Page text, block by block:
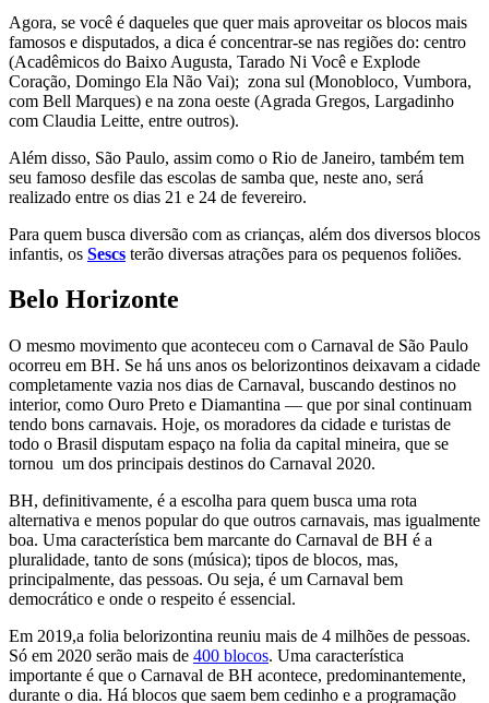
Agora, se você é daqueles que quer mais aproveitar os blocos mais
famosos e disputados, a dica é concentrar-se nas regiões do: centro
(Acadêmicos do Baixo Augusta, Tarado Ni Você e Explode
Coração, Domingo Ela Não Vai); zona sul (Monobloco, Vumbora,
com Bell Marques) e na zona oeste (Agrada Gregos, Largadinho
com Claudia Leitte, entre outros).
Além disso, São Paulo, assim como o Rio de Janeiro, também tem
seu famoso desfile das escolas de samba que, neste ano, será
realizado entre os dias 21 e 24 de fevereiro.
Para quem busca diversão com as crianças, além dos diversos blocos
infantis, os Sescs terão diversas atrações para os pequenos foliões.
Belo Horizonte
O mesmo movimento que aconteceu com o Carnaval de São Paulo
ocorreu em BH. Se há uns anos os belorizontinos deixavam a cidade
completamente vazia nos dias de Carnaval, buscando destinos no
interior, como Ouro Preto e Diamantina — que por sinal continuam
tendo bons carnavais. Hoje, os moradores da cidade e turistas de
todo o Brasil disputam espaço na folia da capital mineira, que se
tornou um dos principais destinos do Carnaval 2020.
BH, definitivamente, é a escolha para quem busca uma rota
alternativa e menos popular do que outros carnavais, mas igualmente
boa. Uma característica bem marcante do Carnaval de BH é a
pluralidade, tanto de sons (música); tipos de blocos, mas,
principalmente, das pessoas. Ou seja, é um Carnaval bem
democrático e onde o respeito é essencial.
Em 2019,a folia belorizontina reuniu mais de 4 milhões de pessoas.
Só em 2020 serão mais de 400 blocos. Uma característica
importante é que o Carnaval de BH acontece, predominantemente,
durante o dia. Há blocos que saem bem cedinho e a programação